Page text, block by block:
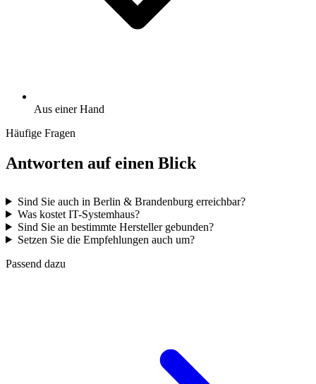
Aus einer Hand
Häufige Fragen
Antworten auf einen Blick
Sind Sie auch in Berlin & Brandenburg erreichbar?
Was kostet IT-Systemhaus?
Sind Sie an bestimmte Hersteller gebunden?
Setzen Sie die Empfehlungen auch um?
Passend dazu